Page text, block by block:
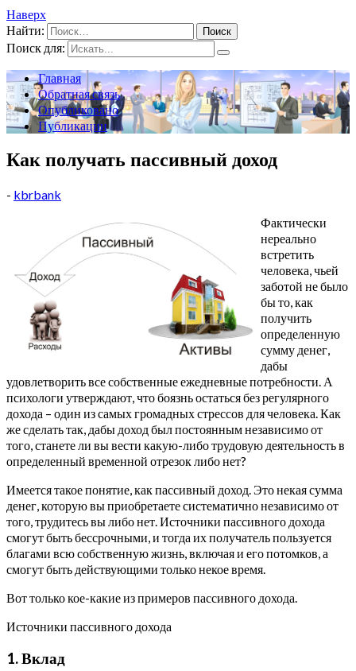
Наверх
Найти:
Поиск для:
Главная
Обратная связь
Опубликовано
Публикации
Как получать пассивный доход
- kbrbank
Фактически
нереально
встретить
человека, чьей
заботой не было
бы то, как
получить
определенную
сумму денег,
дабы
удовлетворить все собственные ежедневные потребности. А
психологи утверждают, что боязнь остаться без регулярного
дохода – один из самых громадных стрессов для человека. Как
же сделать так, дабы доход был постоянным независимо от
того, станете ли вы вести какую-либо трудовую деятельность в
определенный временной отрезок либо нет?
Имеется такое понятие, как пассивный доход. Это некая сумма
денег, которую вы приобретаете систематично независимо от
того, трудитесь вы либо нет. Источники пассивного дохода
смогут быть бессрочными, и тогда их получатель пользуется
благами всю собственную жизнь, включая и его потомков, а
смогут быть действующими только некое время.
Вот только кое-какие из примеров пассивного дохода.
Источники пассивного дохода
1. Вклад